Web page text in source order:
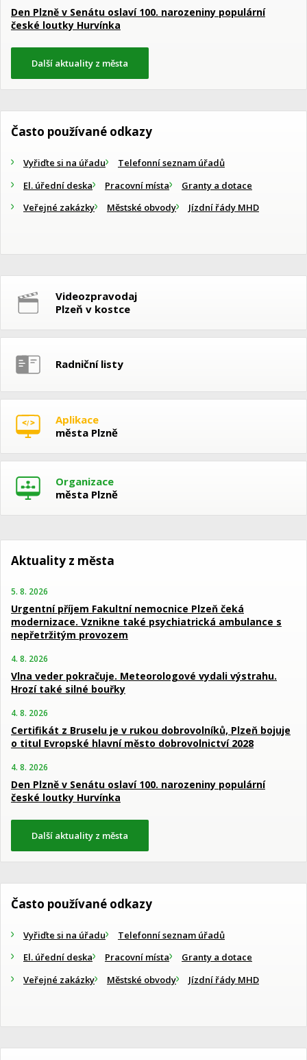
Den Plzně v Senátu oslaví 100. narozeniny populární
české loutky Hurvínka
Další aktuality z města
Často používané odkazy
Vyřiďte si na úřadu
Telefonní seznam úřadů
El. úřední deska
Pracovní místa
Granty a dotace
Veřejné zakázky
Městské obvody Jízdní řády MHD
Videozpravodaj
Plzeň v kostce
Radniční listy
Aplikace
města Plzně
Organizace
města Plzně
Aktuality z města
5. 8. 2026
Urgentní příjem Fakultní nemocnice Plzeň čeká
modernizace. Vznikne také psychiatrická ambulance s
nepřetržitým provozem
4. 8. 2026
Vlna veder pokračuje. Meteorologové vydali výstrahu.
Hrozí také silné bouřky
4. 8. 2026
Certifikát z Bruselu je v rukou dobrovolníků, Plzeň bojuje
o titul Evropské hlavní město dobrovolnictví 2028
4. 8. 2026
Den Plzně v Senátu oslaví 100. narozeniny populární
české loutky Hurvínka
Další aktuality z města
Často používané odkazy
Vyřiďte si na úřadu
Telefonní seznam úřadů
El. úřední deska
Pracovní místa
Granty a dotace
Veřejné zakázky
Městské obvody Jízdní řády MHD